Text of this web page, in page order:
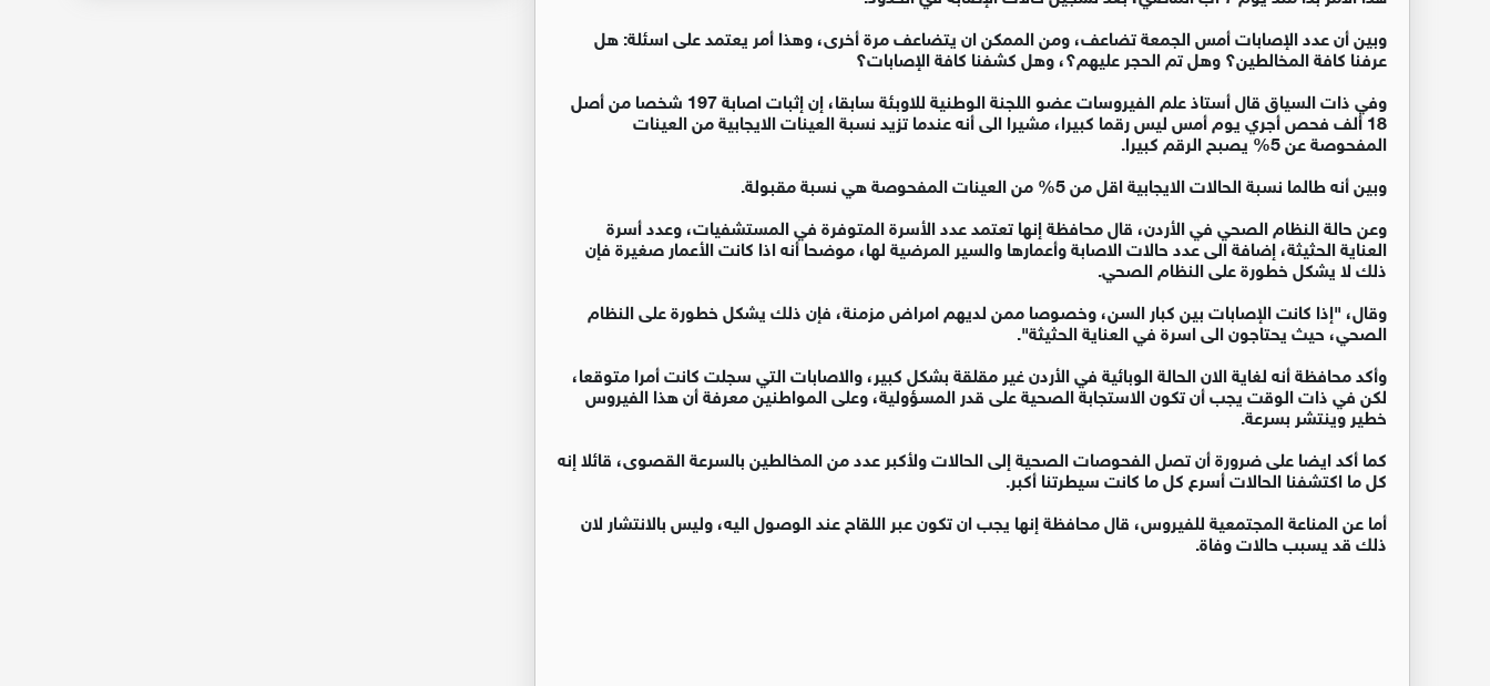
وبين أن عدد الإصابات أمس الجمعة تضاعف، ومن الممكن ان يتضاعف مرة أخرى، وهذا أمر يعتمد على اسئلة: هل
عرفنا كافة المخالطين؟ وهل تم الحجر عليهم؟، وهل كشفنا كافة الإصابات؟
وفي ذات السياق قال أستاذ علم الفيروسات عضو اللجنة الوطنية للاوبئة سابقا، إن إثبات اصابة 197 شخصا من أصل
18 ألف فحص أجري يوم أمس ليس رقما كبيرا، مشيرا الى أنه عندما تزيد نسبة العينات الايجابية من العينات
المفحوصة عن 5% يصبح الرقم كبيرا.
وبين أنه طالما نسبة الحالات الايجابية اقل من 5% من العينات المفحوصة هي نسبة مقبولة.
وعن حالة النظام الصحي في الأردن، قال محافظة إنها تعتمد عدد الأسرة المتوفرة في المستشفيات، وعدد أسرة
العناية الحثيثة، إضافة الى عدد حالات الاصابة وأعمارها والسير المرضية لها، موضحا أنه اذا كانت الأعمار صغيرة فإن
ذلك لا يشكل خطورة على النظام الصحي.
وقال، "إذا كانت الإصابات بين كبار السن، وخصوصا ممن لديهم امراض مزمنة، فإن ذلك يشكل خطورة على النظام
الصحي، حيث يحتاجون الى اسرة في العناية الحثيثة".
وأكد محافظة أنه لغاية الان الحالة الوبائية في الأردن غير مقلقة بشكل كبير، والاصابات التي سجلت كانت أمرا متوقعا،
لكن في ذات الوقت يجب أن تكون الاستجابة الصحية على قدر المسؤولية، وعلى المواطنين معرفة أن هذا الفيروس
خطير وينتشر بسرعة.
كما أكد ايضا على ضرورة أن تصل الفحوصات الصحية إلى الحالات ولأكبر عدد من المخالطين بالسرعة القصوى، قائلا إنه
كل ما اكتشفنا الحالات أسرع كل ما كانت سيطرتنا أكبر.
أما عن المناعة المجتمعية للفيروس، قال محافظة إنها يجب ان تكون عبر اللقاح عند الوصول اليه، وليس بالانتشار لان
ذلك قد يسبب حالات وفاة.